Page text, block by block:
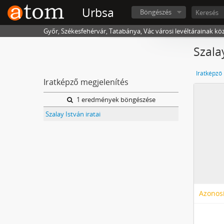
Urbsa Böngészés
Győr, Székesfehérvár, Tatabánya, Vác városi levéltárainak
Iratképző megjelenítés
1 eredmények böngészése
Szalay István iratai
Iratképző